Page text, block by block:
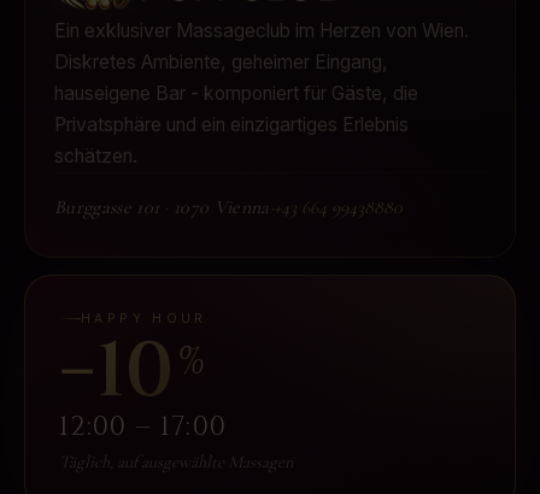
Ein exklusiver Massageclub im Herzen von Wien.
Diskretes Ambiente, geheimer Eingang,
hauseigene Bar - komponiert für Gäste, die
Privatsphäre und ein einzigartiges Erlebnis
schätzen.
Burggasse 101 · 1070 Vienna ·+43 664 99438880
HAPPY HOUR
−10 %
12:00 – 17:00
Täglich, auf ausgewählte Massagen